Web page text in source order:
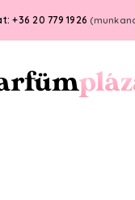
+36 20 779 1926